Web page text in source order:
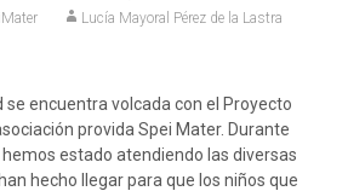
Lucía Mayoral Pérez de la Lastra
se encuentra volcada con el Proyecto
provida Spei Mater. Durante
estado atendiendo las diversas
hecho llegar para que los niños que